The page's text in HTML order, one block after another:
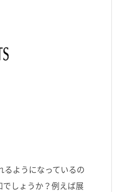
るようになっているの
しょうか？例えば展